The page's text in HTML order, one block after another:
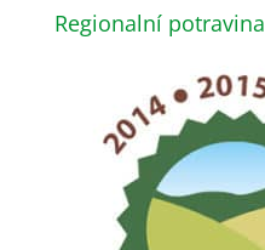
Regionalní potravina